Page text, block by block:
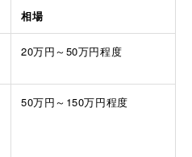
相場
20万円～50万円程度
50万円～150万円程度